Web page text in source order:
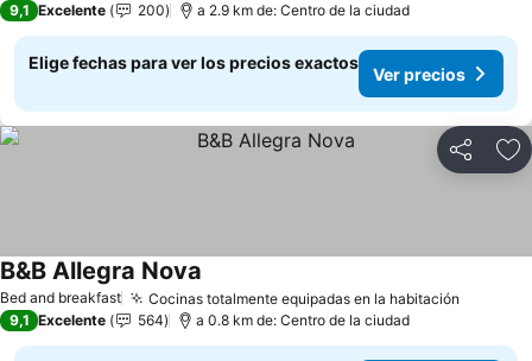
9,1 Excelente 200 a 2.9 km de: Centro de la ciudad
Elige fechas para ver los precios exactos
Ver precios
Compartir
Bed and breakfast Cocinas totalmente equipadas en la habitación
B&B Allegra Nova
9,1 Excelente 564 a 0.8 km de: Centro de la ciudad